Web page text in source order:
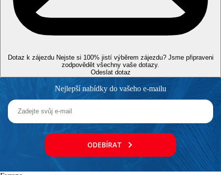
Moře
Druh pláže
Plážová dovolená
Bazény
Lehátka a slunečníky u bazénu zdarma
Dětský bazén
Fotogalerie
Dotaz k zájezdu Nejste si 100% jistí výběrem zájezdu? Jsme připraveni
zodpovědět všechny vaše dotazy.
Odeslat dotaz
Nejlepší nabídky do vašeho e-mailu
ODEBÍRAT